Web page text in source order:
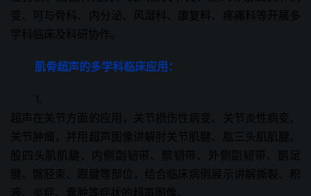
变、可与骨科、内分泌、风湿科、康复科、疼痛科等开展多
学科临床及科研协作。
肌骨超声的多学科临床应用：
1.
超声在关节方面的应用，关节损伤性病变、关节炎性病变、
关节肿瘤，并用超声图像讲解肘关节肌腱、肱三头肌肌腱、
股四头肌肌腱、内侧副韧带、髌韧带、外侧副韧带、鹅足
腱、髂胫束、跟腱等部位，结合临床病例展示讲解撕裂、积
液、炎症、囊肿等症状的超声图像。